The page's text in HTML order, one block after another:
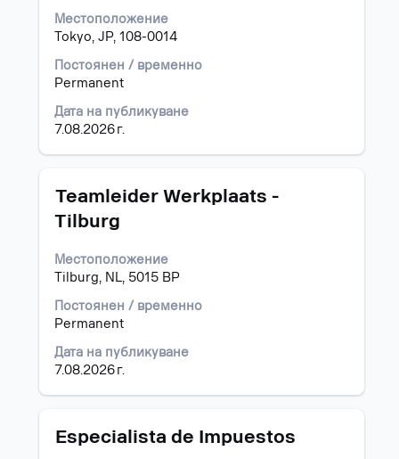
Местоположение
Tokyo, JP, 108-0014
Постоянен / временно
Permanent
Дата на публикуване
7.08.2026 г.
бутона
за
интервал,
за
да
пълното
съдържание
на
за
задание.
Позиция
Teamleider Werkplaats -
Tilburg
Местоположение
Tilburg, NL, 5015 BP
Постоянен / временно
Permanent
Дата на публикуване
7.08.2026 г.
Изберете
бутона
интервал,
за
да
прегледате
съдържание
на
Позиция
Especialista de Impuestos
Изберете